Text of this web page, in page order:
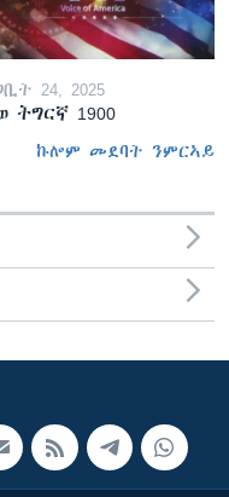
24, 2025
ትግርኛ 1900
ኩሎም መደባት ንምርኣይ